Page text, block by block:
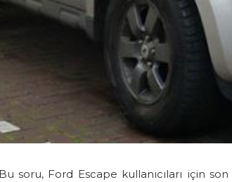
soru, Ford Escape kullanıcıları için